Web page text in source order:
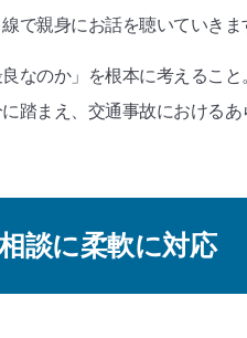
で親身にお話を聴いていきま
なのか」を根本に考えるこ
踏まえ、交通事故における
談に柔軟に対応